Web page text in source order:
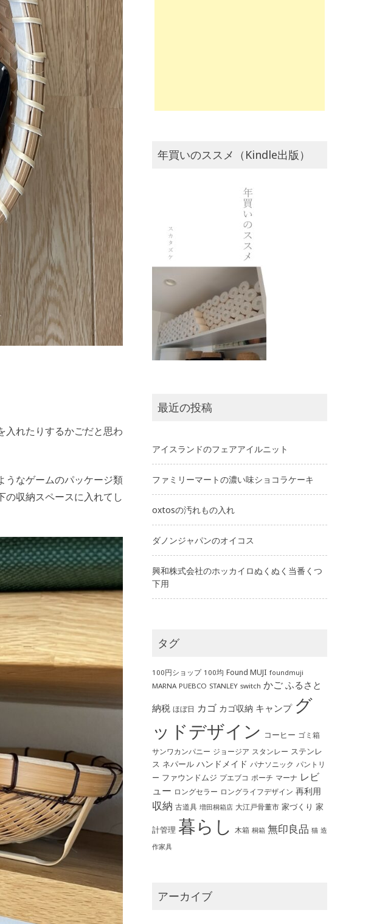
入れたりするかごだと思わ
うなゲームのパッケージ類
の収納スペースに入れてし
年買いのススメ（Kindle出版）
最近の投稿
アイスランドのフェアアイルニット
ファミリーマートの濃い味ショコラケーキ
oxtosの汚れもの入れ
ダノンジャパンのオイコス
興和株式会社のホッカイロぬくぬく当番くつ
下用
タグ
100円ショップ 100均 Found MUJI foundmuji
MARNA PUEBCO STANLEY switch かご ふるさと
納税 ほぼ日 カゴ カゴ収納 キャンプ グ
ッドデザイン コーヒー ゴミ箱
サンワカンパニー ジョージア スタンレー ステンレ
ス ネパール ハンドメイド パナソニック パントリ
ー ファウンドムジ プエブコ ポーチ マーナ レビ
ュー ロングセラー ロングライフデザイン 再利用
収納 古道具 増田桐箱店 大江戸骨董市 家づくり 家
計管理 暮らし 木箱 桐箱 無印良品 猫 造
作家具
アーカイブ